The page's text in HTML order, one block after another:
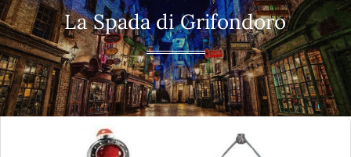
La Spada di Grifondoro